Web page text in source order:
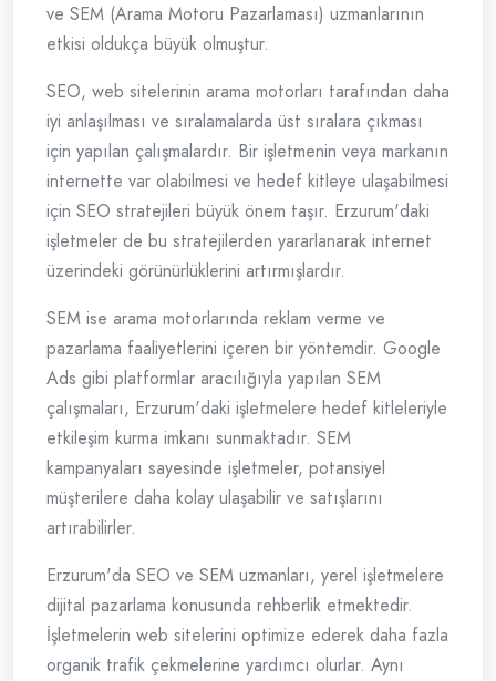
ve SEM (Arama Motoru Pazarlaması) uzmanlarının
etkisi oldukça büyük olmuştur.
SEO, web sitelerinin arama motorları tarafından daha
iyi anlaşılması ve sıralamalarda üst sıralara çıkması
için yapılan çalışmalardır. Bir işletmenin veya markanın
internette var olabilmesi ve hedef kitleye ulaşabilmesi
için SEO stratejileri büyük önem taşır. Erzurum'daki
işletmeler de bu stratejilerden yararlanarak internet
üzerindeki görünürlüklerini artırmışlardır.
SEM ise arama motorlarında reklam verme ve
pazarlama faaliyetlerini içeren bir yöntemdir. Google
Ads gibi platformlar aracılığıyla yapılan SEM
çalışmaları, Erzurum'daki işletmelere hedef kitleleriyle
etkileşim kurma imkanı sunmaktadır. SEM
kampanyaları sayesinde işletmeler, potansiyel
müşterilere daha kolay ulaşabilir ve satışlarını
artırabilirler.
Erzurum'da SEO ve SEM uzmanları, yerel işletmelere
dijital pazarlama konusunda rehberlik etmektedir.
İşletmelerin web sitelerini optimize ederek daha fazla
organik trafik çekmelerine yardımcı olurlar. Aynı